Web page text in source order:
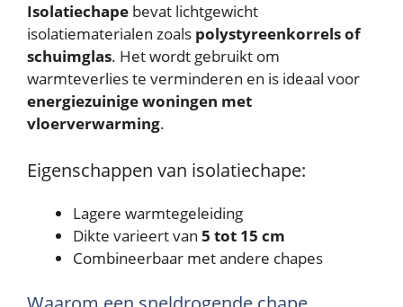
Isolatiechape bevat lichtgewicht
isolatiematerialen zoals polystyreenkorrels of
schuimglas. Het wordt gebruikt om
warmteverlies te verminderen en is ideaal voor
energiezuinige woningen met
vloerverwarming.
Eigenschappen van isolatiechape:
Lagere warmtegeleiding
Dikte varieert van 5 tot 15 cm
Combineerbaar met andere chapes